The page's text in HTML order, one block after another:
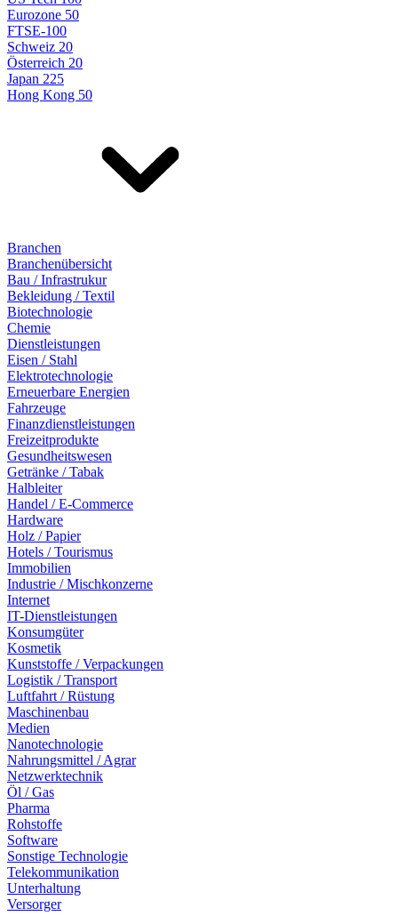
Eurozone 50
FTSE-100
Schweiz 20
Österreich 20
Japan 225
Hong Kong 50
Branchen
Branchenübersicht
Bau / Infrastrukur
Bekleidung / Textil
Biotechnologie
Chemie
Dienstleistungen
Eisen / Stahl
Elektrotechnologie
Erneuerbare Energien
Fahrzeuge
Finanzdienstleistungen
Freizeitprodukte
Gesundheitswesen
Getränke / Tabak
Halbleiter
Handel / E-Commerce
Hardware
Holz / Papier
Hotels / Tourismus
Immobilien
Industrie / Mischkonzerne
Internet
IT-Dienstleistungen
Konsumgüter
Kosmetik
Kunststoffe / Verpackungen
Logistik / Transport
Luftfahrt / Rüstung
Maschinenbau
Medien
Nanotechnologie
Nahrungsmittel / Agrar
Netzwerktechnik
Öl / Gas
Pharma
Rohstoffe
Software
Sonstige Technologie
Telekommunikation
Unterhaltung
Versorger